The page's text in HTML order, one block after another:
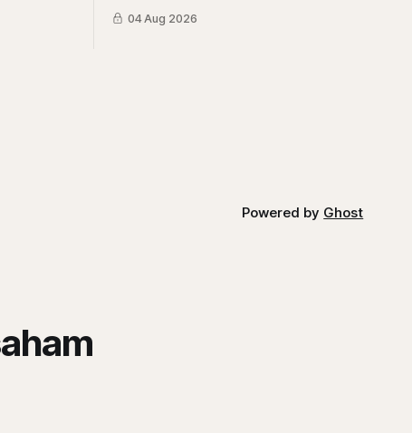
ini bisa selaras dengan sudut pandang
berbeda dari Mikirduit yang mana sektor
04 Aug 2026
Powered by Ghost